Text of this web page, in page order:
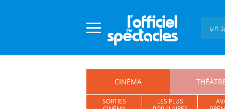
CINÉMA
SORTIES
LES PLUS